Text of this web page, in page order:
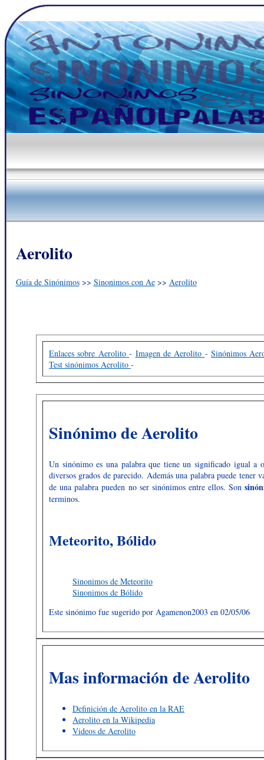
Aerolito
Guía de Sinónimos>> Sinonimos con Ae>> Aerolito
Enlaces sobre Aerolito- Imagen de Aerolito - Sinónimos
Test sinónimos Aerolito -
Sinónimo de Aerolito
Un sinónimo es una palabra que tiene un significado igual a
diversos grados de parecido. Además una palabra puede tener
de una palabra pueden no ser sinónimos entre ellos. Son
terminos.
Meteorito, Bólido
Sinonimos de Meteorito
Sinonimos de Bólido
Este sinónimo fue sugerido por Agamenon2003 en 02/05/06
Mas información de Aerolito
Definición de Aerolito en la RAE
Aerolito en la Wikipedia
Videos de Aerolito